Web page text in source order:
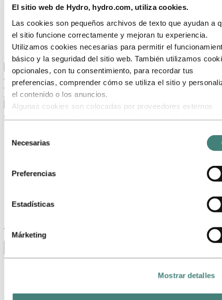
El sitio web de Hydro, hydro.com, utiliza cookies.
Las cookies son pequeños archivos de texto que ayudan a
el sitio funcione correctamente y mejoran tu experiencia.
Utilizamos cookies necesarias para permitir el
básico y la seguridad del sitio web. También utilizamos
opcionales, con tu consentimiento, para recordar tus
preferencias, comprender cómo se utiliza el sitio y
el contenido o los anuncios.
Algunas cookies son colocadas por proveedores externos
uso de nuestro sitio con otra información que les hayas
proporcionado o que hayan recopilado a través de tu uso de
servicios. El tercero listado como responsable de una
terceros es el Responsable del Tratamiento de los datos
consultar quiénes son estos terceros en la lista de cookies
Necesarias
Preferencias
Estadísticas
Márketing
Mostrar detalles
Nuestro objetivo y nuestros valores básicos
Nuestra estrategia
Ubicaciones hidroeléctricas en México
Obtención
Stories by Hydro
Clientes y socios
Volver al menú principal
Cerrar
Sostenibilidad